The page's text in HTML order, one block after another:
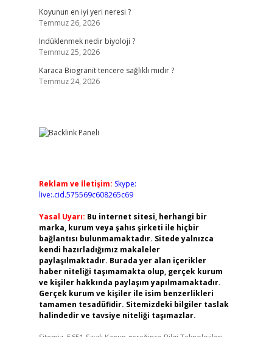
Koyunun en iyi yeri neresi ?
Temmuz 26, 2026
Indüklenmek nedir biyoloji ?
Temmuz 25, 2026
Karaca Biogranit tencere sağlıklı mıdır ?
Temmuz 24, 2026
Reklam ve İletişim: Skype:
live:.cid.575569c608265c69
Yasal Uyarı: Bu internet sitesi, herhangi bir
marka, kurum veya şahıs şirketi ile hiçbir
bağlantısı bulunmamaktadır. Sitede yalnızca
kendi hazırladığımız makaleler
paylaşılmaktadır. Burada yer alan içerikler
haber niteliği taşımamakta olup, gerçek kurum
ve kişiler hakkında paylaşım yapılmamaktadır.
Gerçek kurum ve kişiler ile isim benzerlikleri
tamamen tesadüfidir. Sitemizdeki bilgiler taslak
halindedir ve tavsiye niteliği taşımazlar.